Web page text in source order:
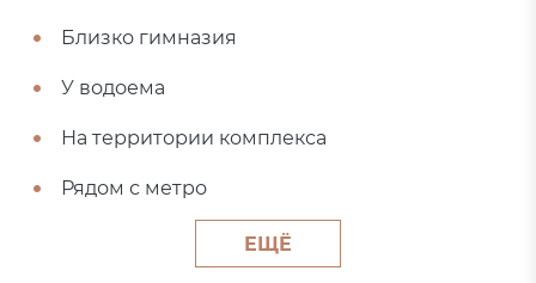
Близко гимназия
У водоема
На территории комплекса
Рядом с метро
ЕЩЁ